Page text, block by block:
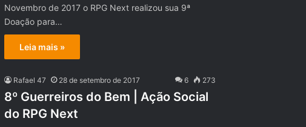
Novembro de 2017 o RPG Next realizou sua 9ª
Doação para…
Leia mais »
Rafael 47 28 de setembro de 2017 6 273
8º Guerreiros do Bem | Ação Social
do RPG Next